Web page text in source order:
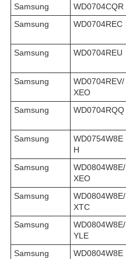
Samsung
WD0704CQR
Samsung
WD0704REC
Samsung
WD0704REU
Samsung
WD0704REV/
XEO
Samsung
WD0704RQQ
Samsung
WD0754W8E
H
Samsung
WD0804W8E/
XEO
Samsung
WD0804W8E/
XTC
Samsung
WD0804W8E/
YLE
Samsung
WD0804W8E